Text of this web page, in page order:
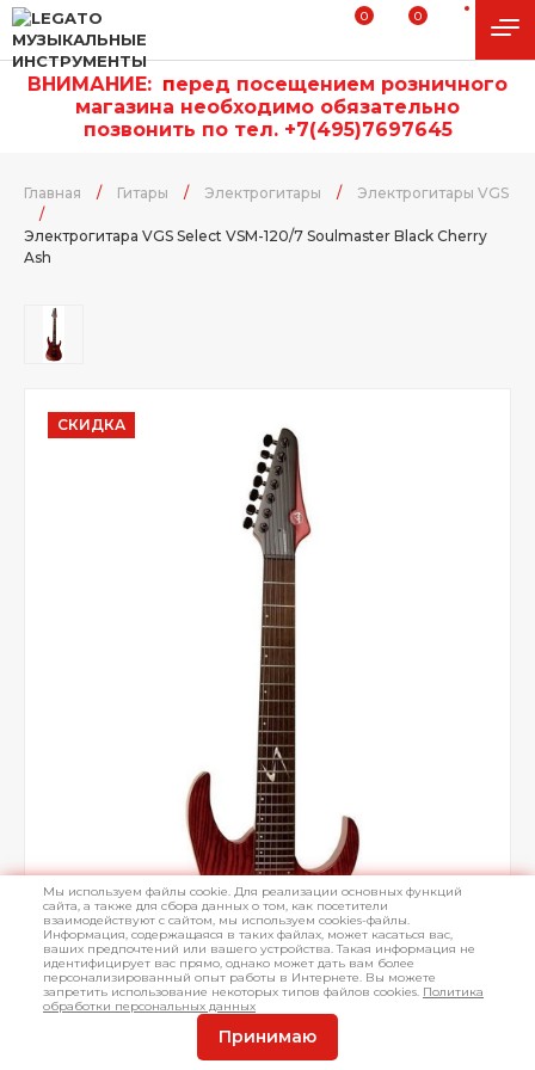
0 0
ВНИМАНИЕ: перед посещением розничного
магазина необходимо обязательно
позвонить по тел. +7(495)7697645
Главная / Гитары / Электрогитары /
Электрогитары VGS
/
Электрогитара VGS Select VSM-120/7 Soulmaster Black Cherry
Ash
СКИДКА
Мы используем файлы cookie. Для реализации основных функций
сайта, а также для сбора данных о том, как посетители
взаимодействуют с сайтом, мы используем cookies-файлы.
Информация, содержащаяся в таких файлах, может касаться вас,
ваших предпочтений или вашего устройства. Такая информация не
идентифицирует вас прямо, однако может дать вам более
персонализированный опыт работы в Интернете. Вы можете
запретить использование некоторых типов файлов cookies. Политика
обработки персональных данных
Принимаю